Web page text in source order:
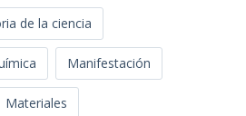
de la ciencia
Manifestación
Materiales